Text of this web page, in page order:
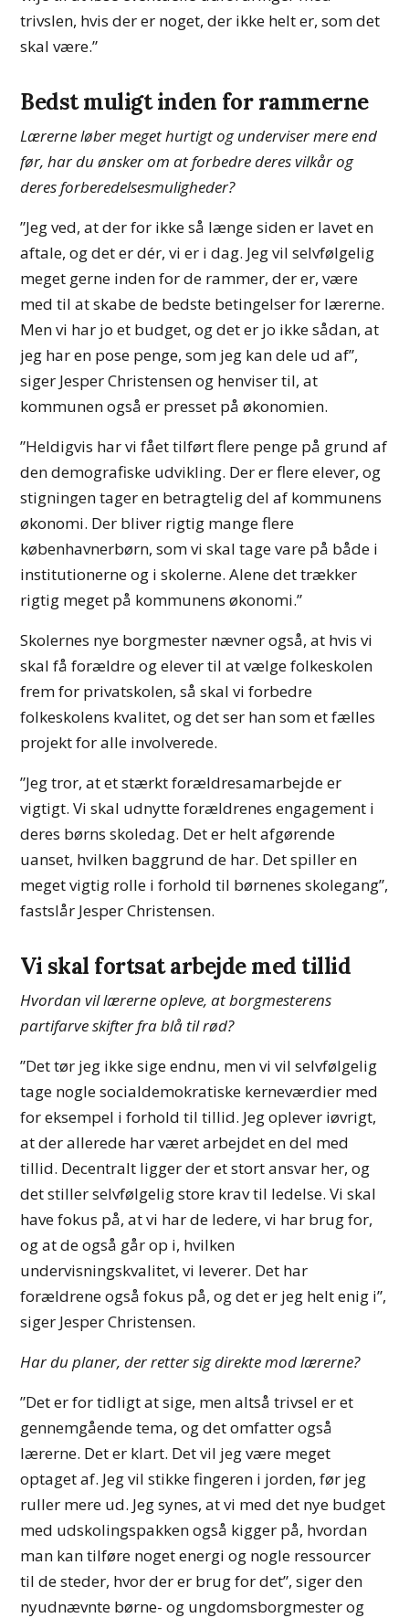
trivslen, hvis der er noget, der ikke helt er, som det
skal være.”
Bedst muligt inden for rammerne
Lærerne løber meget hurtigt og underviser mere end
før, har du ønsker om at forbedre deres vilkår og
deres forberedelsesmuligheder?
”Jeg ved, at der for ikke så længe siden er lavet en
aftale, og det er dér, vi er i dag. Jeg vil selvfølgelig
meget gerne inden for de rammer, der er, være
med til at skabe de bedste betingelser for lærerne.
Men vi har jo et budget, og det er jo ikke sådan, at
jeg har en pose penge, som jeg kan dele ud af”,
siger Jesper Christensen og henviser til, at
kommunen også er presset på økonomien.
”Heldigvis har vi fået tilført flere penge på grund af
den demografiske udvikling. Der er flere elever, og
stigningen tager en betragtelig del af kommunens
økonomi. Der bliver rigtig mange flere
københavnerbørn, som vi skal tage vare på både i
institutionerne og i skolerne. Alene det trækker
rigtig meget på kommunens økonomi.”
Skolernes nye borgmester nævner også, at hvis vi
skal få forældre og elever til at vælge folkeskolen
frem for privatskolen, så skal vi forbedre
folkeskolens kvalitet, og det ser han som et fælles
projekt for alle involverede.
”Jeg tror, at et stærkt forældresamarbejde er
vigtigt. Vi skal udnytte forældrenes engagement i
deres børns skoledag. Det er helt afgørende
uanset, hvilken baggrund de har. Det spiller en
meget vigtig rolle i forhold til børnenes skolegang”,
fastslår Jesper Christensen.
Vi skal fortsat arbejde med tillid
Hvordan vil lærerne opleve, at borgmesterens
partifarve skifter fra blå til rød?
”Det tør jeg ikke sige endnu, men vi vil selvfølgelig
tage nogle socialdemokratiske kerneværdier med
for eksempel i forhold til tillid. Jeg oplever iøvrigt,
at der allerede har været arbejdet en del med
tillid. Decentralt ligger der et stort ansvar her, og
det stiller selvfølgelig store krav til ledelse. Vi skal
have fokus på, at vi har de ledere, vi har brug for,
og at de også går op i, hvilken
undervisningskvalitet, vi leverer. Det har
forældrene også fokus på, og det er jeg helt enig i”,
siger Jesper Christensen.
Har du planer, der retter sig direkte mod lærerne?
”Det er for tidligt at sige, men altså trivsel er et
gennemgående tema, og det omfatter også
lærerne. Det er klart. Det vil jeg være meget
optaget af. Jeg vil stikke fingeren i jorden, før jeg
ruller mere ud. Jeg synes, at vi med det nye budget
med udskolingspakken også kigger på, hvordan
man kan tilføre noget energi og nogle ressourcer
til de steder, hvor der er brug for det”, siger den
nyudnævnte børne- og ungdomsborgmester og